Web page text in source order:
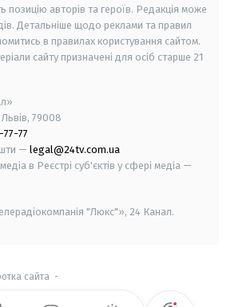
позицію авторів та героїв. Редакція може
Детальніше щодо реклами та правил
в правилах користування сайтом.
сайту призначені для осіб старше 21
79008
77
— legal@24tv.com.ua
в Реєстрі суб'єктів у сфері медіа —
"Люкс"», 24 Канал.
сайта -